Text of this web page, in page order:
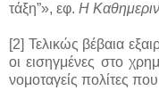
τάξη”», εφ. Η
[2] Τελικώς βέβαια
οι εισηγμένες στο
νομοταγείς πολίτες